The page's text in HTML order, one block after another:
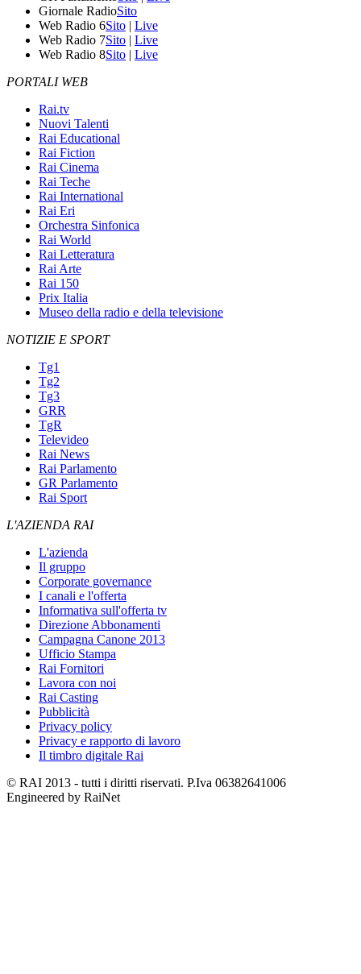
Giornale RadioSito
Web Radio 6Sito | Live
Web Radio 7Sito | Live
Web Radio 8Sito | Live
PORTALI WEB
Rai.tv
Nuovi Talenti
Rai Educational
Rai Fiction
Rai Cinema
Rai Teche
Rai International
Rai Eri
Orchestra Sinfonica
Rai World
Rai Letteratura
Rai Arte
Rai 150
Prix Italia
Museo della radio e della televisione
NOTIZIE E SPORT
Tg1
Tg2
Tg3
GRR
TgR
Televideo
Rai News
Rai Parlamento
GR Parlamento
Rai Sport
L'AZIENDA RAI
L'azienda
Il gruppo
Corporate governance
I canali e l'offerta
Informativa sull'offerta tv
Direzione Abbonamenti
Campagna Canone 2013
Ufficio Stampa
Rai Fornitori
Lavora con noi
Rai Casting
Pubblicità
Privacy policy
Privacy e rapporto di lavoro
Il timbro digitale Rai
© RAI 2013 - tutti i diritti riservati. P.Iva 06382641006
Engineered by RaiNet